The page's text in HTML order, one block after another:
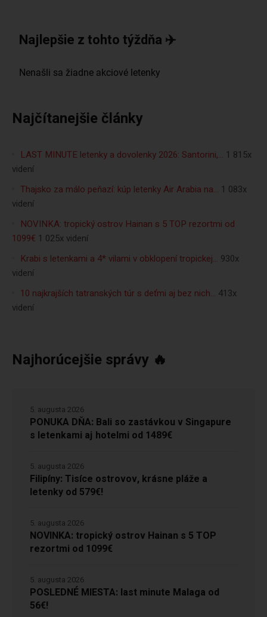
Najlepšie z tohto týždňa ✈️
Najčítanejšie články
LAST MINUTE letenky a dovolenky 2026: Santorini,… 1 815x
videní
Thajsko za málo peňazí: kúp letenky Air Arabia na… 1 083x
videní
NOVINKA: tropický ostrov Hainan s 5 TOP rezortmi od
1099€ 1 025x videní
Krabi s letenkami a 4* vilami v obklopení tropickej… 930x
videní
10 najkrajších tatranských túr s deťmi aj bez nich… 413x
videní
Najhorúcejšie správy 🔥
PONUKA DŇA: Bali so zastávkou v Singapure
s letenkami aj hotelmi od 1489€
5. augusta 2026
Filipíny: Tisíce ostrovov, krásne pláže a
letenky od 579€!
5. augusta 2026
NOVINKA: tropický ostrov Hainan s 5 TOP
rezortmi od 1099€
5. augusta 2026
POSLEDNÉ MIESTA: last minute Malaga od
56€!
5. augusta 2026